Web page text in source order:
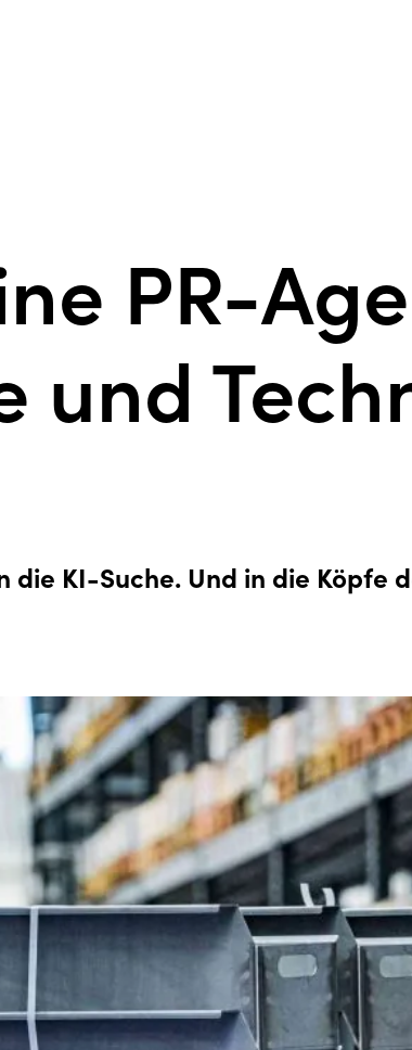
PR-
und
KI-Suche. Und in die Köpfe